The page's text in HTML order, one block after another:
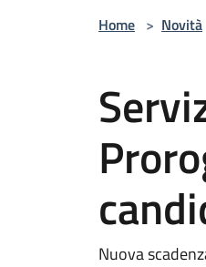
Home > Novità
Nuova